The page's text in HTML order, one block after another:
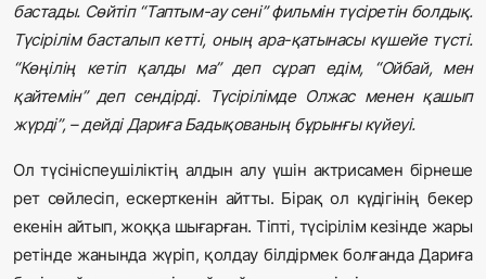
бастады. Сөйтіп “Таптым-ау сені” фильмін түсіретін болдық.
Түсірілім басталып кетті, оның ара-қатынасы күшейе түсті.
“Көңілің кетіп қалды ма” деп сұрап едім, “Ойбай, мен
қайтемін” деп сендірді. Түсірілімде Олжас менен қашып
жүрді”, – дейді Дариға Бадықованың бұрынғы күйеуі.
Ол түсініспеушіліктің алдын алу үшін актрисамен бірнеше
рет сөйлесіп, ескерткенін айтты. Бірақ ол күдігінің бекер
екенін айтып, жоққа шығарған. Тіпті, түсірілім кезінде жары
ретінде жанында жүріп, қолдау білдірмек болғанда Дариға